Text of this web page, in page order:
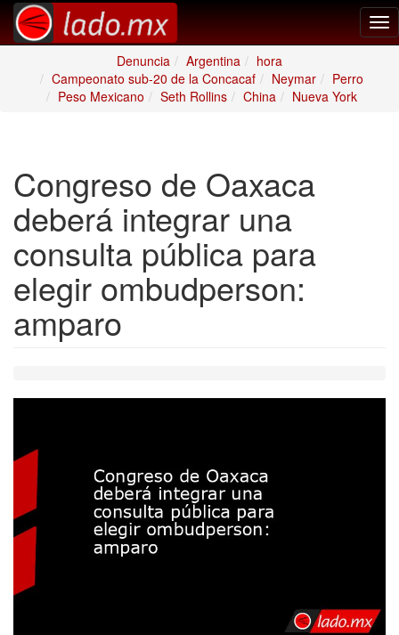
Denuncia
Argentina
hora
Campeonato sub-20 de la Concacaf
Neymar
Perro
Peso Mexicano
Seth Rollins China Nueva York
Congreso de Oaxaca
deberá integrar una
consulta pública para
elegir ombudperson:
amparo